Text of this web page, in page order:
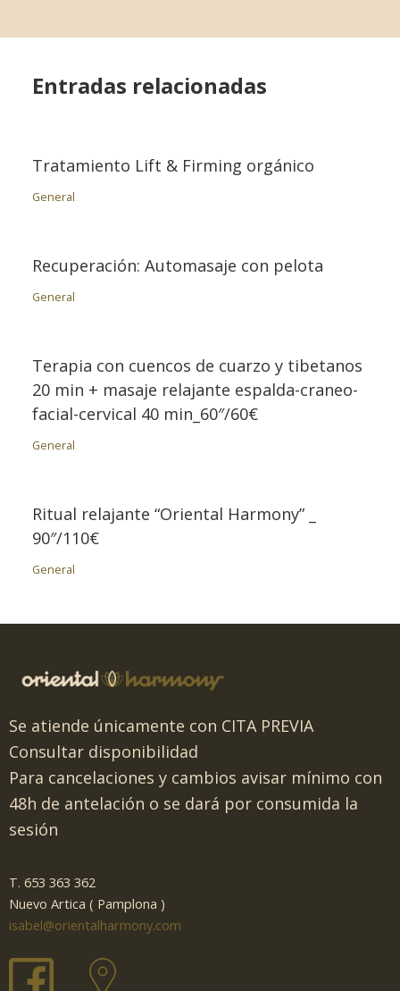
Entradas relacionadas
Tratamiento Lift & Firming orgánico
General
Recuperación: Automasaje con pelota
General
Terapia con cuencos de cuarzo y tibetanos
20 min + masaje relajante espalda-craneo-
facial-cervical 40 min_60″/60€
General
Ritual relajante “Oriental Harmony” _
90″/110€
General
Se atiende únicamente con CITA PREVIA
Consultar disponibilidad
Para cancelaciones y cambios avisar mínimo con
48h de antelación o se dará por consumida la
sesión
T. 653 363 362
Nuevo Artica ( Pamplona )
isabel@orientalharmony.com